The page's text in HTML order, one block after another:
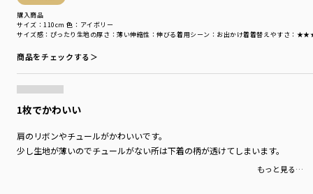
購入商品
サイズ感 ：ぴったり 生地の厚さ ：薄い伸縮性 ：伸びる着用シーン ：お出かけ着着替えやすさ ：
サイズ：110cm 色：アイボリー
商品をチェックする＞
1枚でかわいい
肩のリボンやチュールがかわいいです。
少し生地が薄いのでチュールがない所は下着の柄が透けてしまいます。
もっと見る…